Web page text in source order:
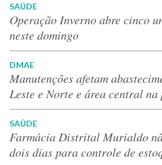
SAÚDE
Operação Inverno abre cinco
neste domingo
DMAE
Manutenções afetam
Leste e Norte e área central na
SAÚDE
Farmácia Distrital Murialdo
dois dias para controle de